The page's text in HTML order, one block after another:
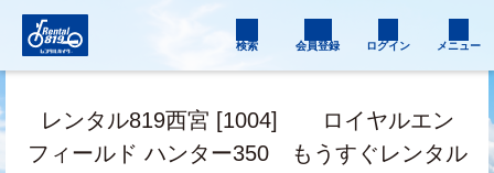
検索 会員登録 ログイン メニュー
レンタル819西宮 [1004] ロイヤルエン
フィールド ハンター350 もうすぐレンタル